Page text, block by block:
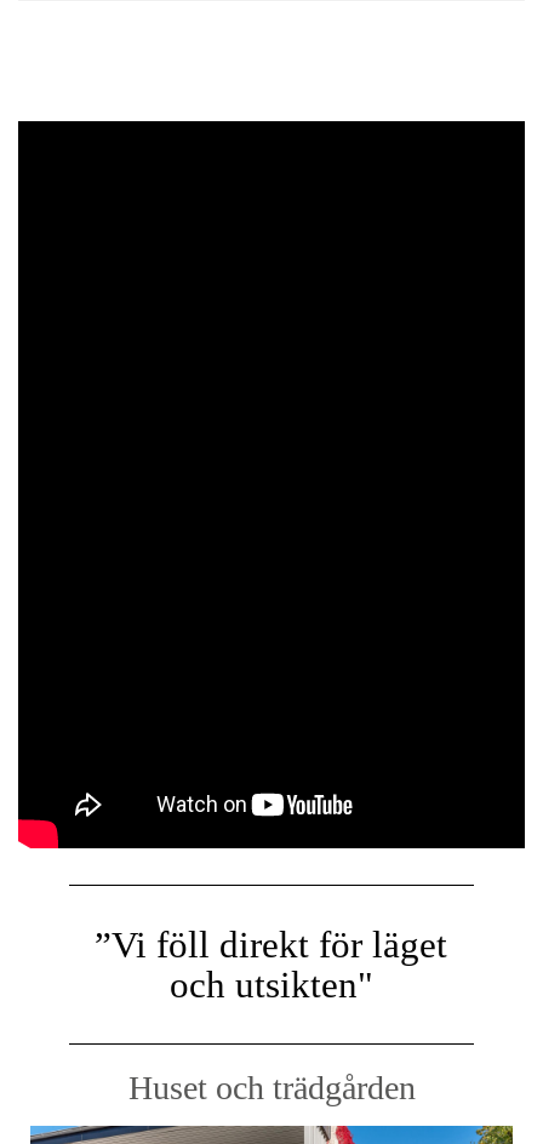
”Vi föll direkt för läget
och utsikten"
Huset och trädgården